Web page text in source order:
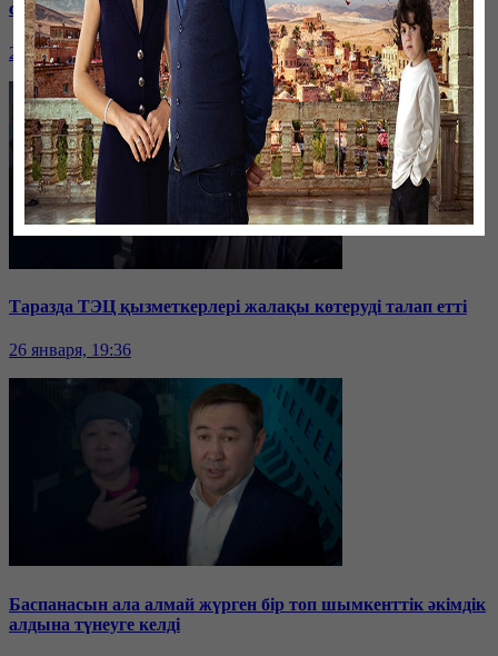
сотталып жатыр
26 января, 19:36
Таразда ТЭЦ қызметкерлері жалақы көтеруді талап етті
26 января, 19:36
Баспанасын ала алмай жүрген бір топ шымкенттік әкімдік
алдына түнеуге келді